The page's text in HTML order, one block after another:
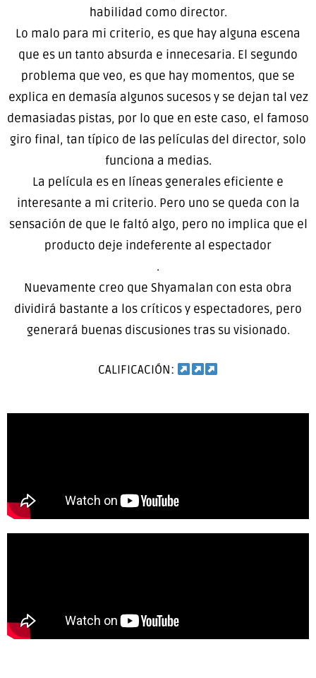
habilidad como director.
Lo malo para mi criterio, es que hay alguna escena
que es un tanto absurda e innecesaria. El segundo
problema que veo, es que hay momentos, que se
explica en demasía algunos sucesos y se dejan tal vez
demasiadas pistas, por lo que en este caso, el famoso
giro final, tan típico de las películas del director, solo
funciona a medias.
La película es en líneas generales eficiente e
interesante a mi criterio. Pero uno se queda con la
sensación de que le faltó algo, pero no implica que el
producto deje indeferente al espectador
.
Nuevamente creo que Shyamalan con esta obra
dividirá bastante a los críticos y espectadores, pero
generará buenas discusiones tras su visionado.
CALIFICACIÓN: